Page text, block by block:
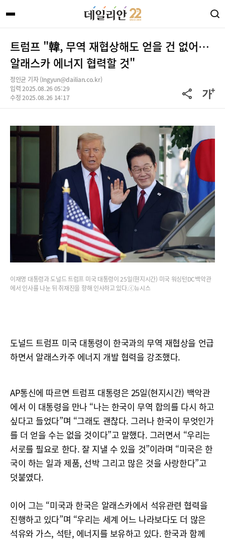
트럼프 "韓, 무역 재협상해도 얻을 건 없어…
알래스카 에너지 협력할 것"
정인균 기자 (Ingyun@dailian.co.kr)
입력 2025.08.26 05:29
수정 2025.08.26 14:17
이재명 대통령과 도널드 트럼프 미국 대통령이 25일(현지시간) 미국 워싱턴DC백악관
에서 인사를 나눈 뒤 취재진을 향해 인사하고 있다.ⓒ뉴시스
도널드 트럼프 미국 대통령이 한국과의 무역 재협상을 언급
하면서 알래스카주 에너지 개발 협력을 강조했다.
AP통신에 따르면 트럼프 대통령은 25일(현지시간) 백악관
에서 이 대통령을 만나 “나는 한국이 무역 합의를 다시 하고
싶다고 들었다”며 “그래도 괜찮다. 그러나 한국이 무엇인가
를 더 얻을 수는 없을 것이다”고 말했다. 그러면서 “우리는
서로를 필요로 한다. 잘 지낼 수 있을 것”이라며 “미국은 한
국이 하는 일과 제품, 선박 그리고 많은 것을 사랑한다”고
덧붙였다.
이어 그는 “미국과 한국은 알래스카에서 석유관련 협력을
진행하고 있다”며 “우리는 세계 어느 나라보다도 더 많은
석유와 가스, 석탄, 에너지를 보유하고 있다. 한국과 함께